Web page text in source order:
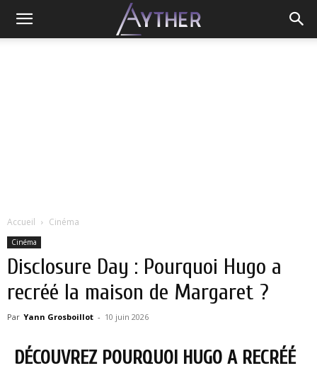
Accueil Cinéma
Cinéma
Disclosure Day : Pourquoi Hugo a
recréé la maison de Margaret ?
Par Yann Grosboillot - 10 juin 2026
DÉCOUVREZ POURQUOI HUGO A RECRÉÉ